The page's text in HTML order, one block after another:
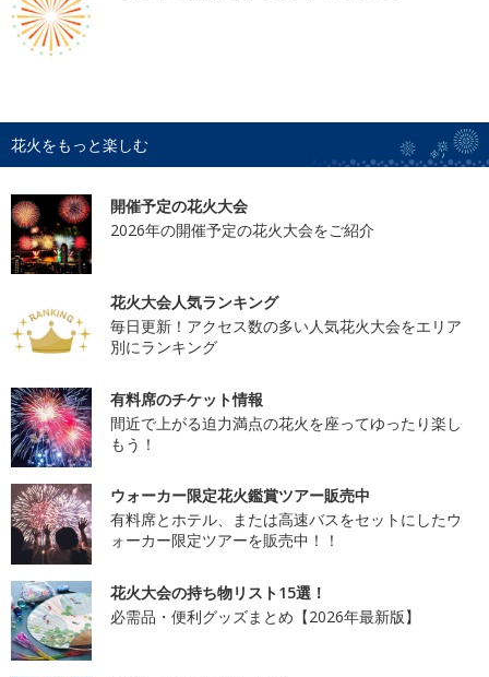
花火をもっと楽しむ
開催予定の花火大会
2026年の開催予定の花火大会をご紹介
花火大会人気ランキング
毎日更新！アクセス数の多い人気花火大会をエリア
別にランキング
有料席のチケット情報
間近で上がる迫力満点の花火を座ってゆったり楽し
もう！
ウォーカー限定花火鑑賞ツアー販売中
有料席とホテル、または高速バスをセットにしたウ
ォーカー限定ツアーを販売中！！
花火大会の持ち物リスト15選！
必需品・便利グッズまとめ【2026年最新版】